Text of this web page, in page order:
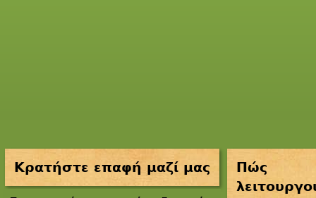
Κρατήστε επαφή μαζί μας
Πώς